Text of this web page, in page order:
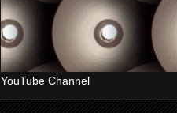
YouTube Channel